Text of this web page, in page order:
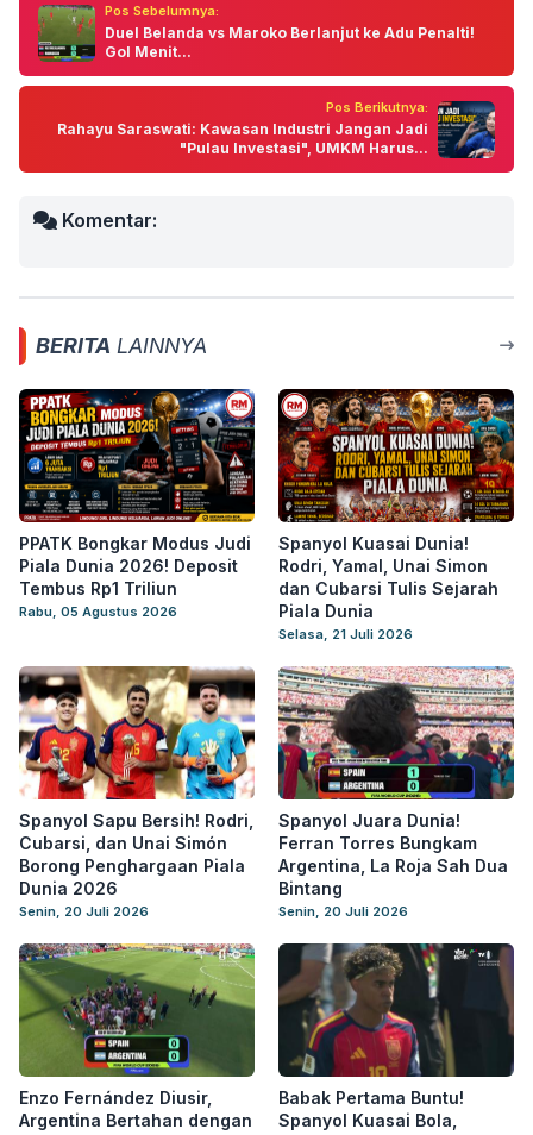
Pos Sebelumnya:
Duel Belanda vs Maroko Berlanjut ke Adu Penalti!
Gol Menit...
Pos Berikutnya:
Rahayu Saraswati: Kawasan Industri Jangan Jadi
"Pulau Investasi", UMKM Harus...
Komentar:
BERITA LAINNYA
PPATK Bongkar Modus Judi
Piala Dunia 2026! Deposit
Tembus Rp1 Triliun
Rabu, 05 Agustus 2026
Spanyol Kuasai Dunia!
Rodri, Yamal, Unai Simon
dan Cubarsi Tulis Sejarah
Piala Dunia
Selasa, 21 Juli 2026
Spanyol Sapu Bersih! Rodri,
Cubarsi, dan Unai Simón
Borong Penghargaan Piala
Dunia 2026
Senin, 20 Juli 2026
Spanyol Juara Dunia!
Ferran Torres Bungkam
Argentina, La Roja Sah Dua
Bintang
Senin, 20 Juli 2026
Enzo Fernández Diusir,
Argentina Bertahan dengan
Babak Pertama Buntu!
Spanyol Kuasai Bola,